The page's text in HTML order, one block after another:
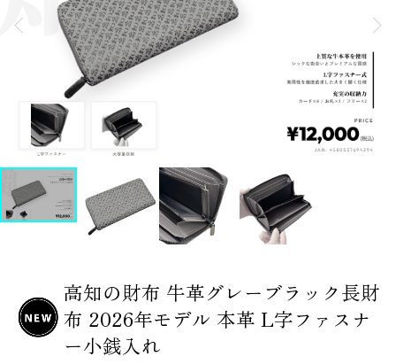
高知の財布 牛革グレーブラック長財
布 2026年モデル 本革 L字ファスナ
ー小銭入れ